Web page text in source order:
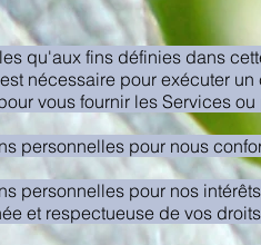
qu'aux fins définies dans
nécessaire pour exécuter
vous fournir les Services
personnelles pour nous
personnelles pour nos
et respectueuse de vos